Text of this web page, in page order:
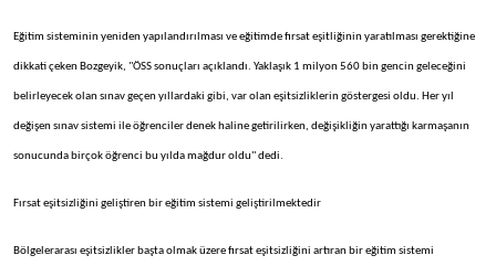
Eğitim sisteminin yeniden yapılandırılması ve eğitimde fırsat eşitliğinin yaratılması gerektiğine
dikkati çeken Bozgeyik, "ÖSS sonuçları açıklandı. Yaklaşık 1 milyon 560 bin gencin geleceğini
belirleyecek olan sınav geçen yıllardaki gibi, var olan eşitsizliklerin göstergesi oldu. Her yıl
değişen sınav sistemi ile öğrenciler denek haline getirilirken, değişikliğin yarattığı karmaşanın
sonucunda birçok öğrenci bu yılda mağdur oldu" dedi.
Fırsat eşitsizliğini geliştiren bir eğitim sistemi geliştirilmektedir
Bölgelerarası eşitsizlikler başta olmak üzere fırsat eşitsizliğini artıran bir eğitim sistemi